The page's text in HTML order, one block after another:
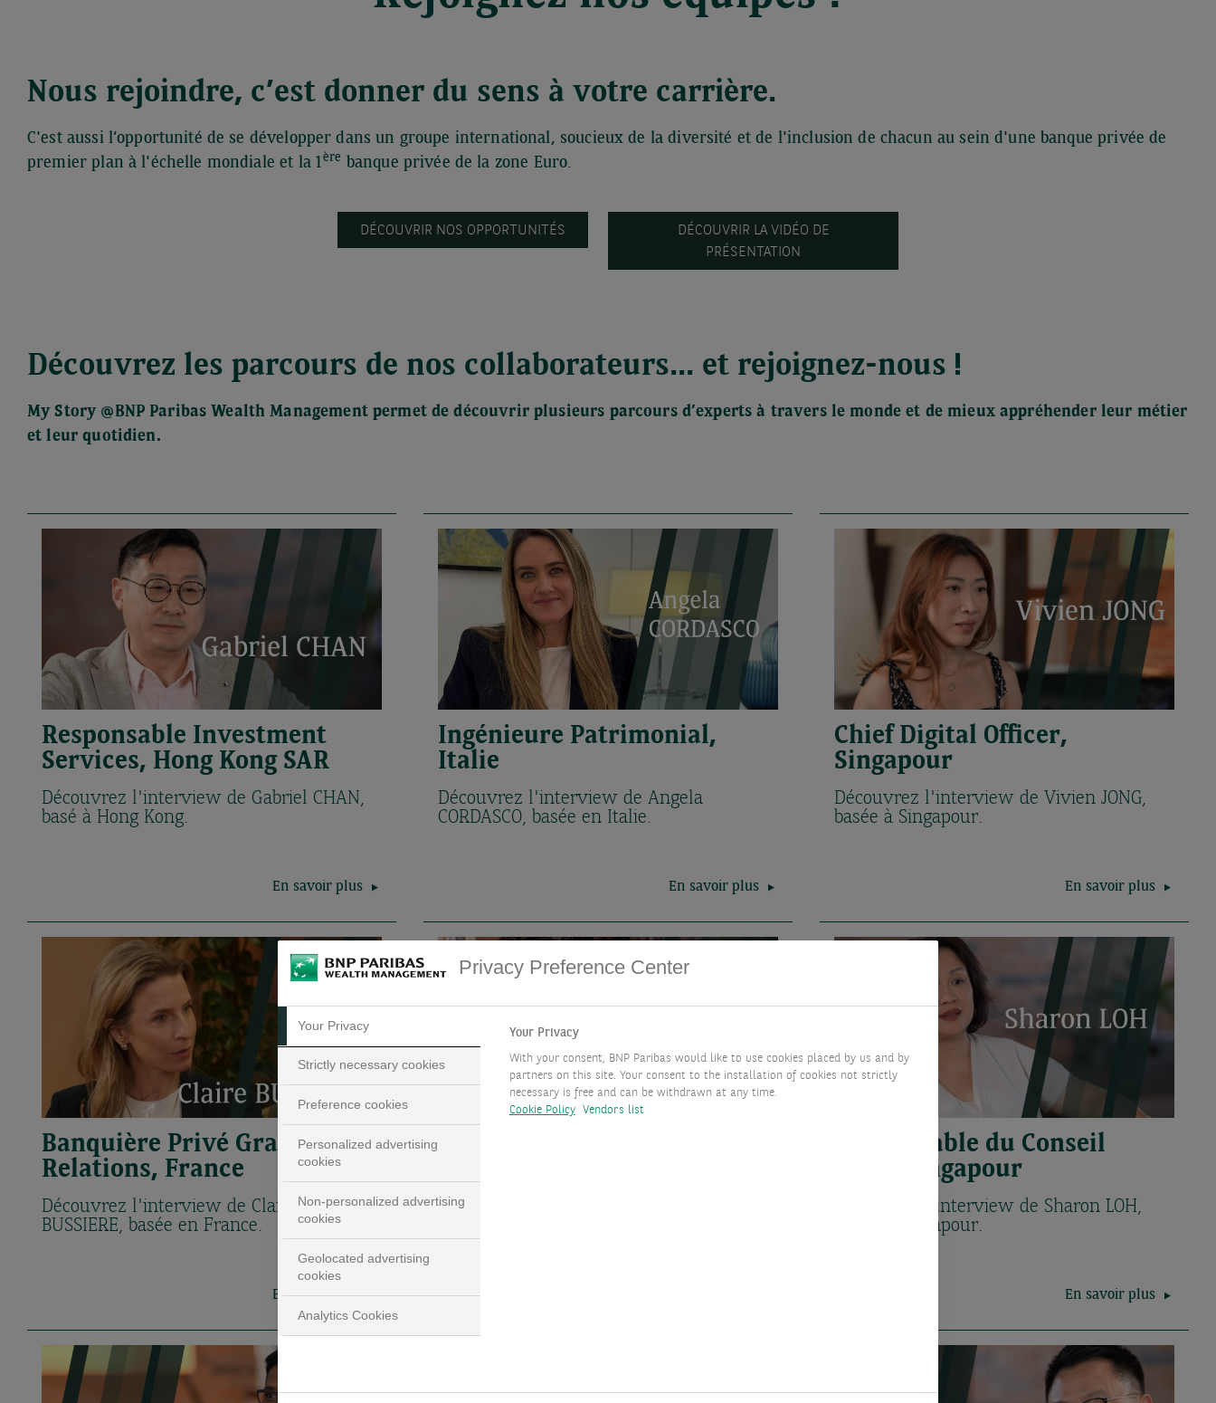
Nous rejoindre, c’est donner du sens à votre carrière.
C'est aussi l’opportunité de se développer dans un groupe international, soucieux de la diversité et de l'inclusion de chacun au sein d'une banque privée de
premier plan à l'échelle mondiale et la 1ère banque privée de la zone Euro.
DÉCOUVRIR NOS OPPORTUNITÉS
DÉCOUVRIR LA VIDÉO DE
PRÉSENTATION
Découvrez les parcours de nos collaborateurs... et rejoignez-nous !
My Story @BNP Paribas Wealth Management permet de découvrir plusieurs parcours d’experts à travers le monde et de mieux appréhender leur métier
et leur quotidien.
Responsable Investment
Services, Hong Kong SAR
Découvrez l'interview de Gabriel CHAN,
basé à Hong Kong.
En savoir plus
Ingénieure Patrimonial,
Italie
Découvrez l'interview de Angela
CORDASCO, basée en Italie.
En savoir plus
Chief Digital Officer,
Singapour
Découvrez l'interview de Vivien JONG,
basée à Singapour.
En savoir plus
Banquière Privé Grandes
Relations, France
Découvrez l'interview de Claire
BUSSIERE, basée en France.
En savoir plus
Découvrez l'interview de Alexandre
Responsable du Conseil
Actif, Singapour
Découvrez l'interview de Sharon LOH,
basée à Singapour.
En savoir plus
Privacy Preference Center
Your Privacy
Strictly necessary cookies
Preference cookies
Personalized advertising
cookies
Non-personalized advertising
cookies
Geolocated advertising
cookies
Analytics Cookies
Your Privacy
With your consent, BNP Paribas would like to use cookies placed by us and by
partners on this site. Your consent to the installation of cookies not strictly
necessary is free and can be withdrawn at any time.
Cookie Policy
Vendors list